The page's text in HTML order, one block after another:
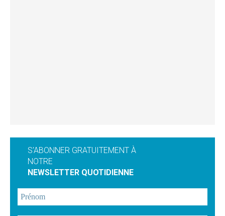
S'ABONNER GRATUITEMENT À
NOTRE
NEWSLETTER QUOTIDIENNE